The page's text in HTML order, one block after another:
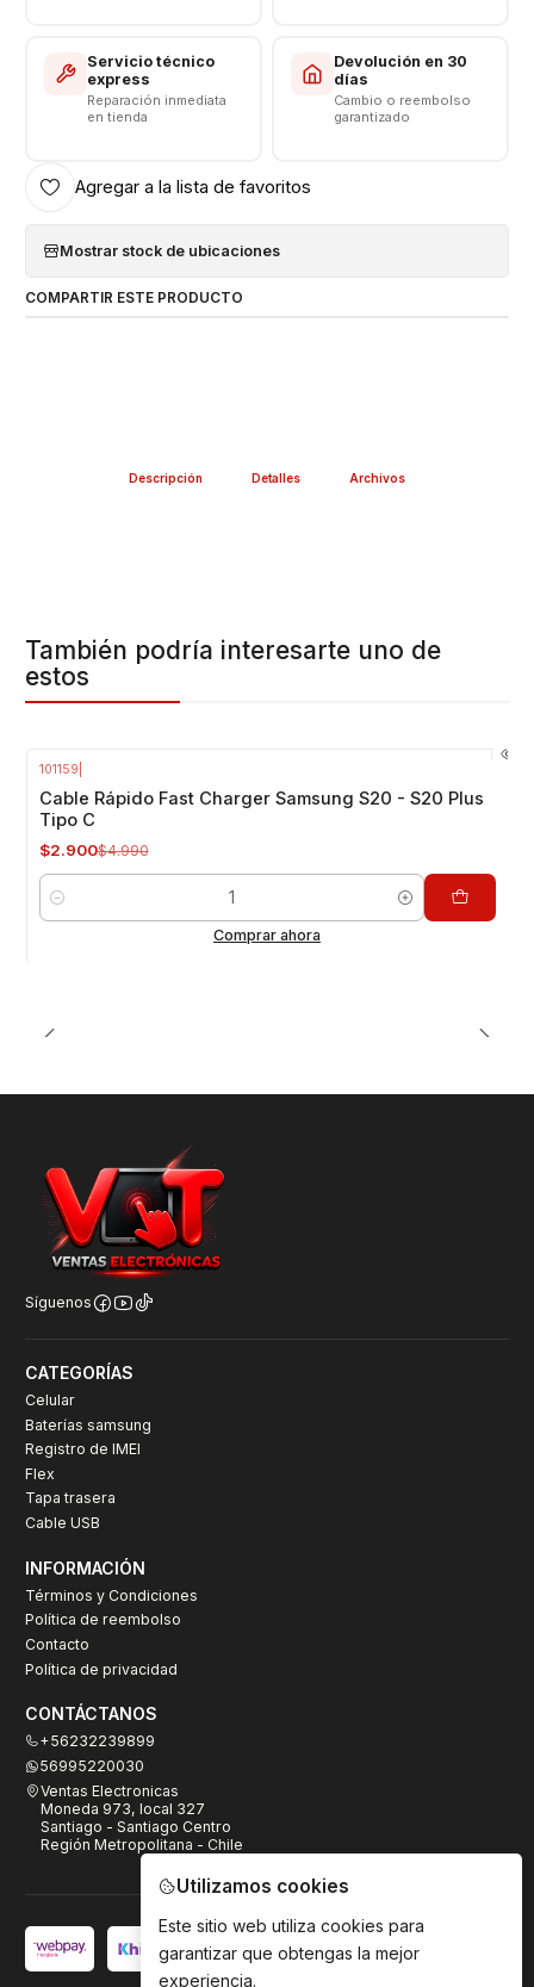
Servicio técnico
express
Reparación inmediata
en tienda
Devolución en 30
días
Cambio o reembolso
garantizado
Agregar a la lista de favoritos
Mostrar stock de ubicaciones
COMPARTIR ESTE PRODUCTO
Descripción Detalles Archivos
También podría interesarte uno de
estos
101159
Cable Rápido Fast Charger Samsung S20 - S20 Plus
Tipo C
$2.900$4.990
Cantidad
Comprar ahora
Síguenos
CATEGORÍAS
Celular
Baterías samsung
Registro de IMEI
Flex
Tapa trasera
Cable USB
INFORMACIÓN
Términos y Condiciones
Política de reembolso
Contacto
Política de privacidad
CONTÁCTANOS
+56232239899
56995220030
Ventas Electronicas
Moneda 973, local 327
Santiago - Santiago Centro
Región Metropolitana - Chile
Utilizamos cookies
Este sitio web utiliza cookies para
garantizar que obtengas la mejor
experiencia.